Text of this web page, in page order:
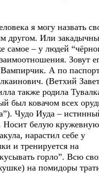
я могу назвать
другом. Или
самое – у людей
Зовут
А по
(Ветхий
также родила
был ковачом всех
Чудо Иуда –
Носит белую кружевную
нарастил себе у
и тренируется на
горло”. Всю
на помидоры